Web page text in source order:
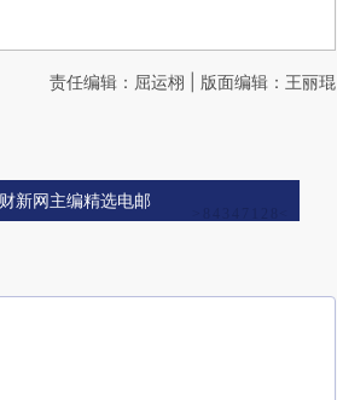
责任编辑：屈运栩 | 版面编辑：王丽琨
新网主编精选电邮